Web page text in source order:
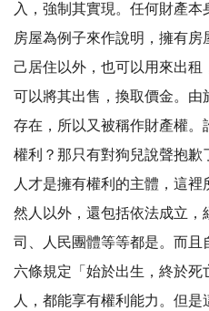
入，強制其實現。任何財產
房屋為例子來作說明，擁有
己居住以外，也可以用來出
可以將其出售，換取價金。由
存在，所以又被稱作財產權
權利？那只有對狗兒說聲抱
人才是擁有權利的主體，這
然人以外，還包括依法成立，
司、人民團體等等都是。而
六條規定「始於出生，終於
人，都能享有權利能力。但